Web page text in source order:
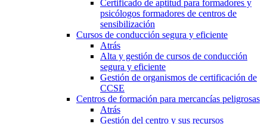
Certificado de aptitud para formadores y
psicólogos formadores de centros de
sensibilización
Cursos de conducción segura y eficiente
Atrás
Alta y gestión de cursos de conducción
segura y eficiente
Gestión de organismos de certificación de
CCSE
Centros de formación para mercancías peligrosas
Atrás
Gestión del centro y sus recursos